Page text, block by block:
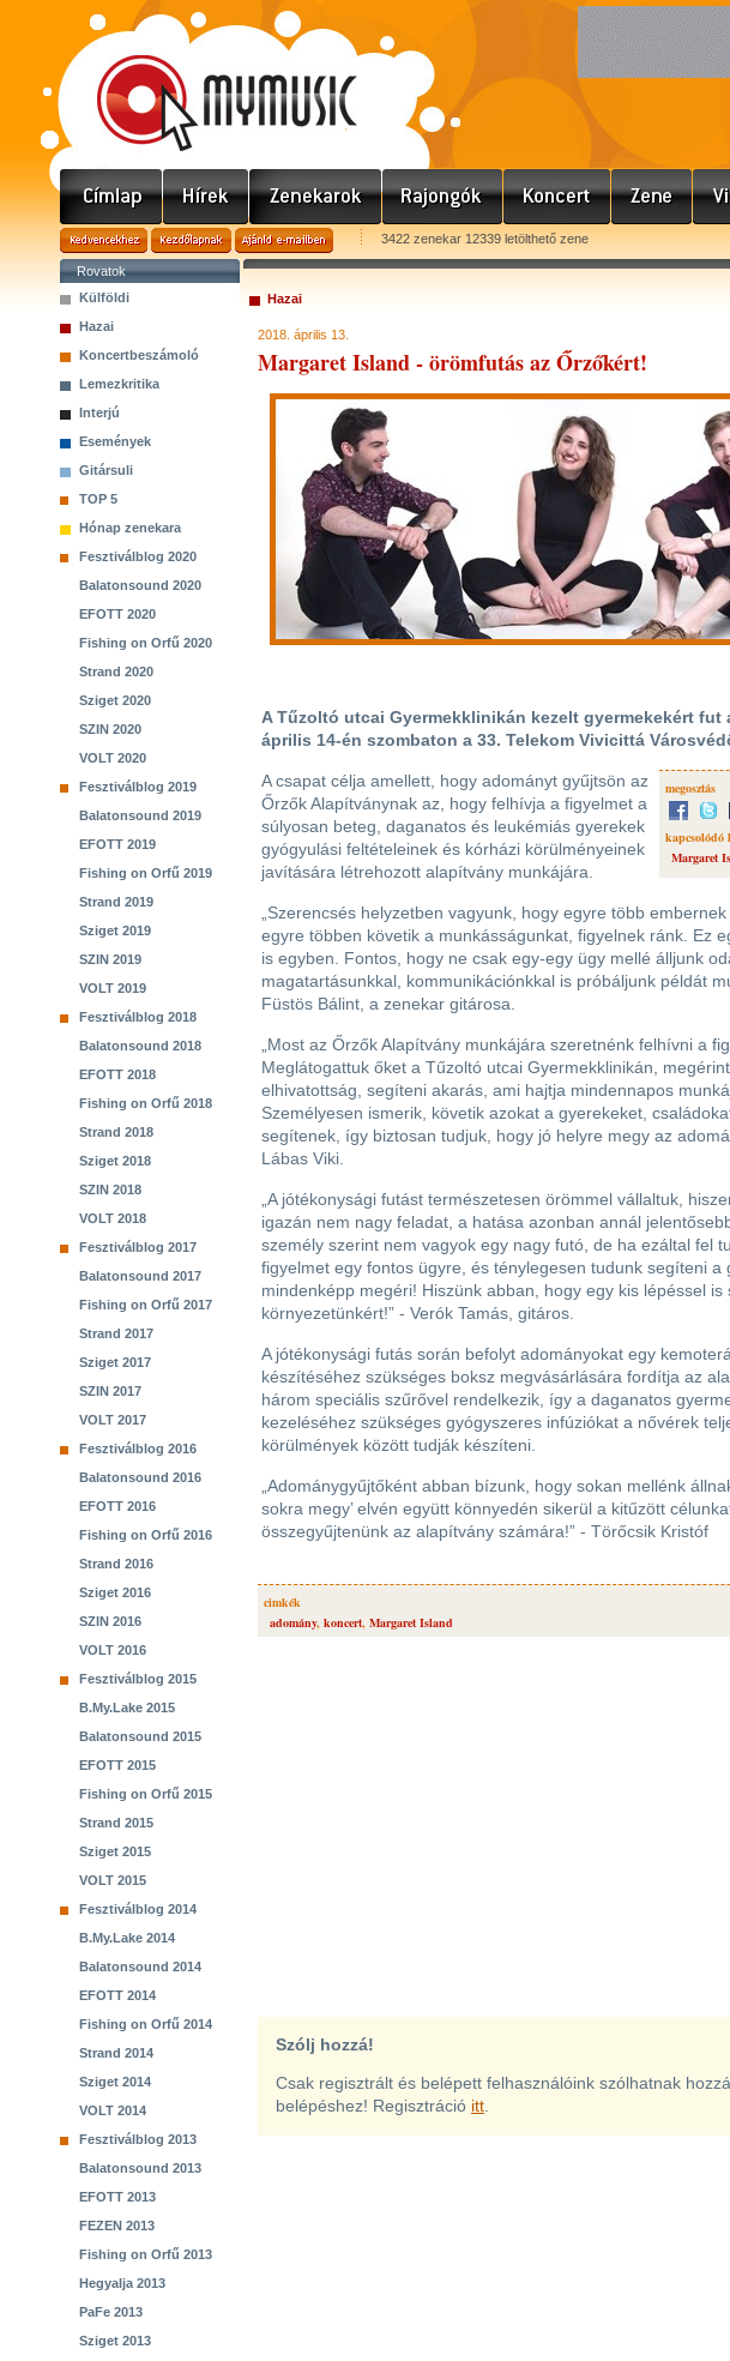
3422 zenekar 12339 letölthető zene
Rovatok
Külföldi
Hazai
Koncertbeszámoló
Lemezkritika
Interjú
Események
Gitársuli
TOP 5
Hónap zenekara
Fesztiválblog 2020
Balatonsound 2020
EFOTT 2020
Fishing on Orfű 2020
Strand 2020
Sziget 2020
SZIN 2020
VOLT 2020
Fesztiválblog 2019
Balatonsound 2019
EFOTT 2019
Fishing on Orfű 2019
Strand 2019
Sziget 2019
SZIN 2019
VOLT 2019
Fesztiválblog 2018
Balatonsound 2018
EFOTT 2018
Fishing on Orfű 2018
Strand 2018
Sziget 2018
SZIN 2018
VOLT 2018
Fesztiválblog 2017
Balatonsound 2017
Fishing on Orfű 2017
Strand 2017
Sziget 2017
SZIN 2017
VOLT 2017
Fesztiválblog 2016
Balatonsound 2016
EFOTT 2016
Fishing on Orfű 2016
Strand 2016
Sziget 2016
SZIN 2016
VOLT 2016
Fesztiválblog 2015
B.My.Lake 2015
Balatonsound 2015
EFOTT 2015
Fishing on Orfű 2015
Strand 2015
Sziget 2015
VOLT 2015
Fesztiválblog 2014
B.My.Lake 2014
Balatonsound 2014
EFOTT 2014
Fishing on Orfű 2014
Strand 2014
Sziget 2014
VOLT 2014
Fesztiválblog 2013
Balatonsound 2013
EFOTT 2013
FEZEN 2013
Fishing on Orfű 2013
Hegyalja 2013
PaFe 2013
Sziget 2013
Hazai
2018. április 13.
Margaret Island - örömfutás az Őrzőkért!
A Tűzoltó utcai Gyermekklinikán kezelt gyermekekért fut
április 14-én szombaton a 33. Telekom Vivicittá
megosztás
kapcsolódó
Margaret
A csapat célja amellett, hogy adományt gyűjtsön az
Őrzők Alapítványnak az, hogy felhívja a figyelmet a
súlyosan beteg, daganatos és leukémiás gyerekek
gyógyulási feltételeinek és kórházi körülményeinek
javítására létrehozott alapítvány munkájára.
„Szerencsés helyzetben vagyunk, hogy egyre több embernek
egyre többen követik a munkásságunkat, figyelnek ránk. Ez
is egyben. Fontos, hogy ne csak egy-egy ügy mellé álljunk
magatartásunkkal, kommunikációnkkal is próbáljunk példát
Füstös Bálint, a zenekar gitárosa.
„Most az Őrzők Alapítvány munkájára szeretnénk felhívni a
Meglátogattuk őket a Tűzoltó utcai Gyermekklinikán,
elhivatottság, segíteni akarás, ami hajtja mindennapos
Személyesen ismerik, követik azokat a gyerekeket,
segítenek, így biztosan tudjuk, hogy jó helyre megy az
Lábas Viki.
„A jótékonysági futást természetesen örömmel vállaltuk,
igazán nem nagy feladat, a hatása azonban annál
személy szerint nem vagyok egy nagy futó, de ha ezáltal fel
figyelmet egy fontos ügyre, és ténylegesen tudunk segíteni a
mindenképp megéri! Hiszünk abban, hogy egy kis lépéssel is
környezetünkért!” - Verók Tamás, gitáros.
A jótékonysági futás során befolyt adományokat egy
készítéséhez szükséges boksz megvásárlására fordítja az
három speciális szűrővel rendelkezik, így a daganatos
kezeléséhez szükséges gyógyszeres infúziókat a nővérek
körülmények között tudják készíteni.
„Adománygyűjtőként abban bízunk, hogy sokan mellénk
sokra megy’ elvén együtt könnyedén sikerül a kitűzött
összegyűjtenünk az alapítvány számára!” - Törőcsik Kristóf
cimkék
adomány, koncert, Margaret Island
Szólj hozzá!
Csak regisztrált és belépett felhasználóink szólhatnak
belépéshez! Regisztráció itt